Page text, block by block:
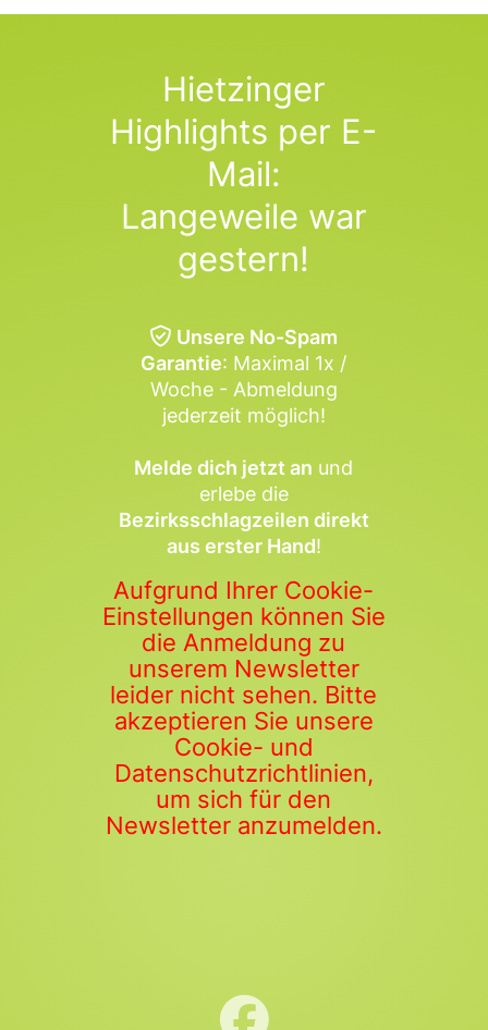
Hietzinger
Highlights per E-
Mail:
Langeweile war
gestern!
Unsere No-Spam
Garantie: Maximal 1x /
Woche - Abmeldung
jederzeit möglich!
Melde dich jetzt an und
erlebe die
Bezirksschlagzeilen direkt
aus erster Hand!
Aufgrund Ihrer Cookie-
Einstellungen können Sie
die Anmeldung zu
unserem Newsletter
leider nicht sehen. Bitte
akzeptieren Sie unsere
Cookie- und
Datenschutzrichtlinien,
um sich für den
Newsletter anzumelden.